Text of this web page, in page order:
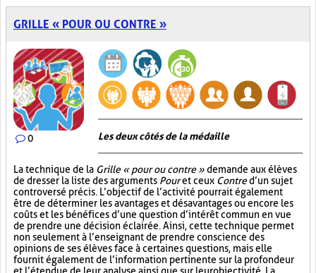
GRILLE « POUR OU CONTRE »
0 Les deux côtés de la médaille
La technique de la Grille « pour ou contre »demande aux élèves
de dresser la liste des arguments Pouret ceux Contred’un sujet
controversé précis. L’objectif de l’activité pourrait également
être de déterminer les avantages et désavantages ou encore les
coûts et les bénéfices d’une question d’intérêt commun en vue
de prendre une décision éclairée. Ainsi, cette technique permet
non seulement à l’enseignant de prendre conscience des
opinions de ses élèves face à certaines questions, mais elle
fournit également de l’information pertinente sur la profondeur